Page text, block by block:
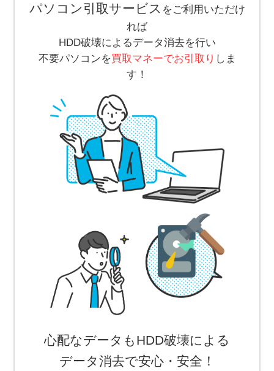
パソコン引取サービス をご利用いただけ
れば
HDD破壊によるデータ消去を行い
不要パソコンを買取マネーでお引取り しま
す！
心配なデータもHDD破壊による
データ消去で安心・安全！